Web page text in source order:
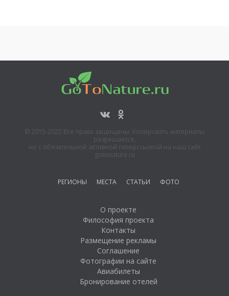
Рыбалка на
водохранилище
Кунгурская ледяная
© 2015-2022 Все права защищены. Копировать материалы
разрешается,
но с обязательной активной гиперссылкой на наш сайт
gotonature.ru
РЕГИОНЫ МЕСТА СТАТЬИ ФОТО
О проекте
Философия проекта
Контакты
Размещение рекламы
Соглашение
Фотографии на сайте
Авиабилеты
Бронирование отелей